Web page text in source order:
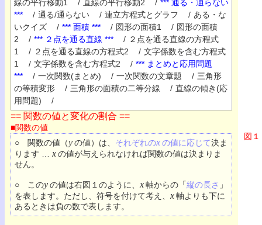
線の平行移動1
/ 直線の平行移動2 / *** 通る・通らない
***
/ 通る/通らない / 連立方程式とグラフ / ある・な
いクイズ
/ *** 面積 *** / 図形の面積1 / 図形の面積
2
/ *** ２点を通る直線 *** / ２点を通る直線の方程式
1
/ ２点を通る直線の方程式2 / 文字係数を含む方程式
1
/ 文字係数を含む方程式2 / *** まとめと応用問題
***
/ 一次関数(まとめ) / 一次関数の文章題 / 三角形
の等積変形
/ 三角形の面積の二等分線 / 直線の傾き(応
用問題)
/
== 関数の値と変化の割合 ==
■関数の値
○ 関数の値（yの値）は、 それぞれのxの値に応じて決ま
ります … xの値が与えられなければ関数の値は決まりま
せん。
○ このyの値は右図１のように、 x軸からの「縦の長さ 」
を表します。ただし、符号を付けて考え、 x軸よりも下に
あるときは負の数で表します。
図１